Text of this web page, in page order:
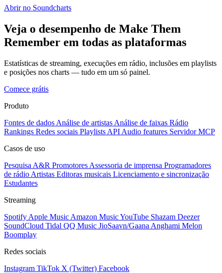
Abrir no Soundcharts
Veja o desempenho de Make Them
Remember em todas as plataformas
Estatísticas de streaming, execuções em rádio, inclusões em playlists
e posições nos charts — tudo em um só painel.
Comece grátis
Produto
Fontes de dados Análise de artistas Análise de faixas Rádio
Rankings Redes sociais Playlists API Audio features Servidor MCP
Casos de uso
Pesquisa A&R Promotores Assessoria de imprensa Programadores
de rádio Artistas Editoras musicais Licenciamento e sincronização
Estudantes
Streaming
Spotify Apple Music Amazon MusicYouTube Shazam Deezer
SoundCloud Tidal QQ Music JioSaavn/Gaana Anghami Melon
Boomplay
Redes sociais
Instagram TikTok X (Twitter) Facebook